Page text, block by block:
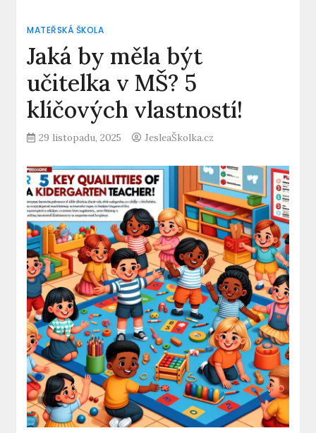
MATEŘSKÁ ŠKOLA
Jaká by měla být
učitelka v MŠ? 5
klíčových vlastností!
29 listopadu, 2025 JesleaŠkolka.cz